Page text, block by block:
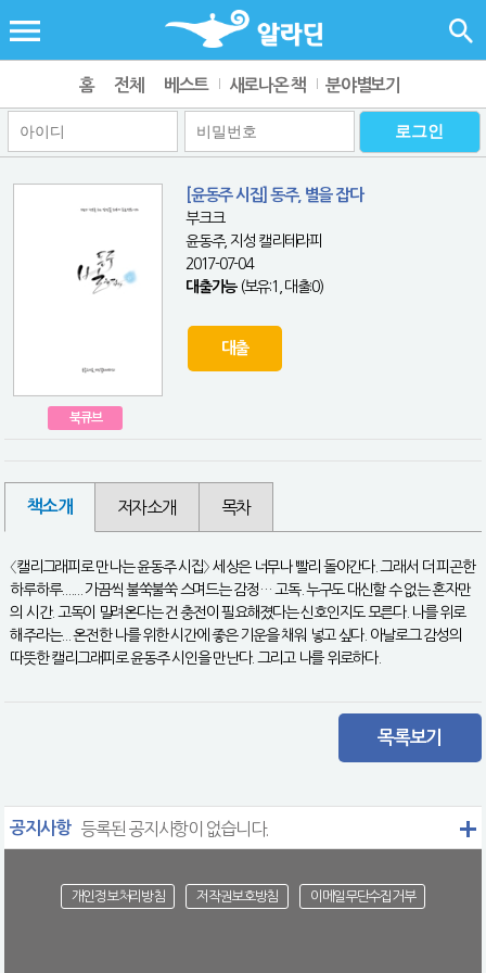
홈 전체 베스트 새로나온 책 분야별보기
북큐브
[윤동주 시집] 동주, 별을 잡다
부크크
윤동주, 지성 캘리테라피
2017-07-04
대출가능(보유:1, 대출:0)
대출
책소개 저자소개 목차
〈캘리그래피로 만나는 윤동주 시집〉 세상은 너무나 빨리 돌아간다. 그래서 더 피곤한
하루하루....... 가끔씩 불쑥불쑥 스며드는 감정… 고독. 누구도 대신할 수 없는 혼자만
의 시간. 고독이 밀려온다는 건 충전이 필요해졌다는 신호인지도 모른다. 나를 위로
해주라는... 온전한 나를 위한 시간에 좋은 기운을 채워 넣고 싶다. 아날로그 감성의
따뜻한 캘리그래피로 윤동주 시인을 만난다. 그리고 나를 위로하다.
목록보기
공지사항 등록된 공지사항이 없습니다.
개인정보처리방침 저작권보호방침 이메일무단수집거부